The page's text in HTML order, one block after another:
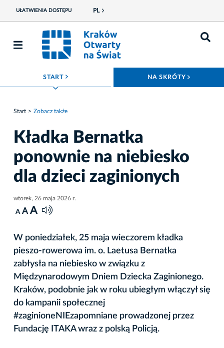
UŁATWIENIA DOSTĘPU PL
START ROZWIŃ MENU NA SKRÓTY
Start Zobacz także
Kładka Bernatka
ponownie na niebiesko
dla dzieci zaginionych
wtorek, 26 maja 2026 r.
A A A
W poniedziałek, 25 maja wieczorem kładka
pieszo-rowerowa im. o. Laetusa Bernatka
zabłysła na niebiesko w związku z
Międzynarodowym Dniem Dziecka Zaginionego.
Kraków, podobnie jak w roku ubiegłym włączył się
do kampanii społecznej
#zaginioneNIEzapomniane prowadzonej przez
Fundację ITAKA wraz z polską Policją.